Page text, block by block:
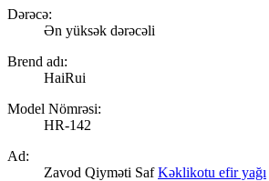
Dərəcə:
Ən yüksək dərəcəli
Brend adı:
HaiRui
Model Nömrəsi:
HR-142
Ad:
Zavod Qiyməti SafKəklikotu efir yağı